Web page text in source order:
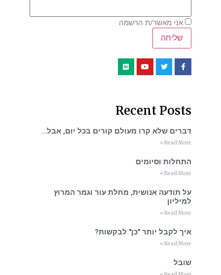
אני מאשר/ת הרשמה
Recent Posts
דברים שלא קרו מעולם קורים בכל יום, אבל…
Read More »
התחלות וסיומים
Read More »
על תודעה אנושית, מחלת עור וגמר המרוץ
למיליון
Read More »
איך לקבל יותר "כן" לבקשות?
Read More »
שובל